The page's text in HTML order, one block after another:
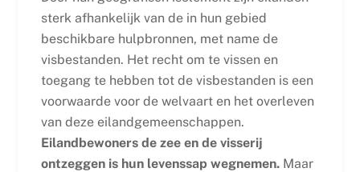
sterk afhankelijk van de in hun gebied
beschikbare hulpbronnen, met name de
visbestanden. Het recht om te vissen en
toegang te hebben tot de visbestanden is een
voorwaarde voor de welvaart en het overleven
van deze eilandgemeenschappen.
Eilandbewoners de zee en de visserij
ontzeggen is hun levenssap wegnemen.Maar